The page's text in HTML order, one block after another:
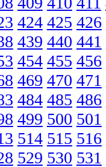
424 425 426
439 440 441
454 455 456
469 470 471
484 485 486
499 500 501
514 515 516
529 530 531